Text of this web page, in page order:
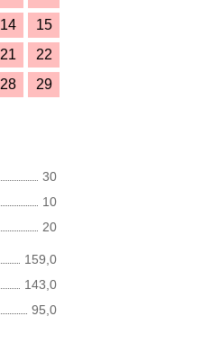
14
15
21
22
28
29
30
10
20
159,0
143,0
95,0